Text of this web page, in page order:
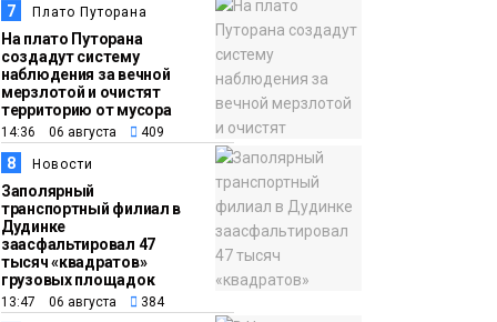
7 Плато Путорана
На плато Путорана
создадут систему
наблюдения за вечной
мерзлотой и очистят
территорию от мусора
14:36 06 августа 409
8 Новости
Заполярный
транспортный филиал в
Дудинке
заасфальтировал 47
тысяч «квадратов»
грузовых площадок
13:47 06 августа 384